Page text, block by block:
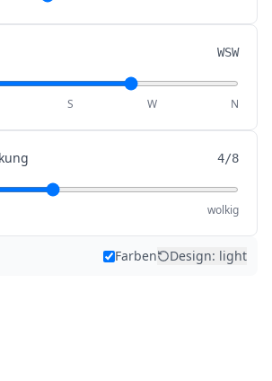
WSW
S W N
4/8
wolkig
Farben Design: light